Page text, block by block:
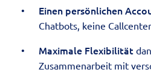
Einen persönlichen
Chatbots, keine Callcenter
Maximale Flexibilität
Zusammenarbeit mit